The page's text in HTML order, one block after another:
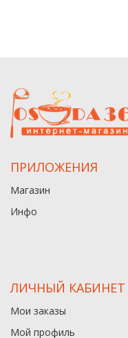
ПРИЛОЖЕНИЯ
Магазин
Инфо
ЛИЧНЫЙ КАБИНЕТ
Мои заказы
Мой профиль